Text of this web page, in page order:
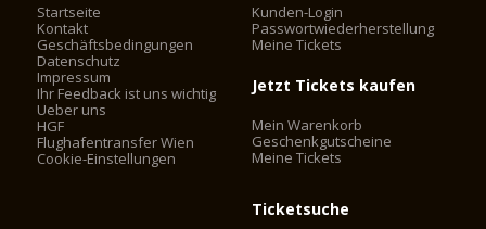
Startseite
Kontakt
Geschäftsbedingungen
Datenschutz
Impressum
Ihr Feedback ist uns wichtig
Ueber uns
HGF
Flughafentransfer Wien
Cookie-Einstellungen
Kunden-Login
Passwortwiederherstellung
Meine Tickets
Jetzt Tickets kaufen
Mein Warenkorb
Geschenkgutscheine
Meine Tickets
Ticketsuche